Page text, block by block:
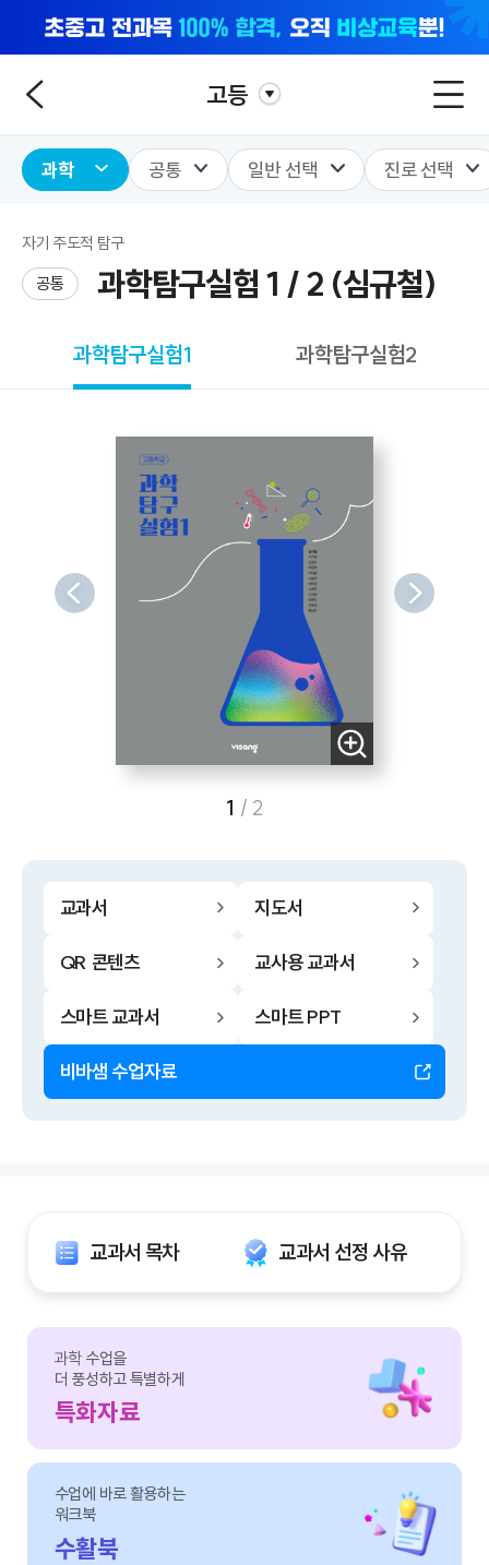
고등
과학 공통 일반 선택 진로 선택
자기 주도적 탐구
공통
과학탐구실험 1 / 2 (심규철)
과학탐구실험1 과학탐구실험2
교과서 지도서
QR 콘텐츠 교사용 교과서
스마트 교과서 스마트 PPT
비바샘 수업자료
1 / 2
교과서 목차 교과서 선정 사유
과학 수업을
더 풍성하고 특별하게
특화자료
수업에 바로 활용하는
워크북
수활북